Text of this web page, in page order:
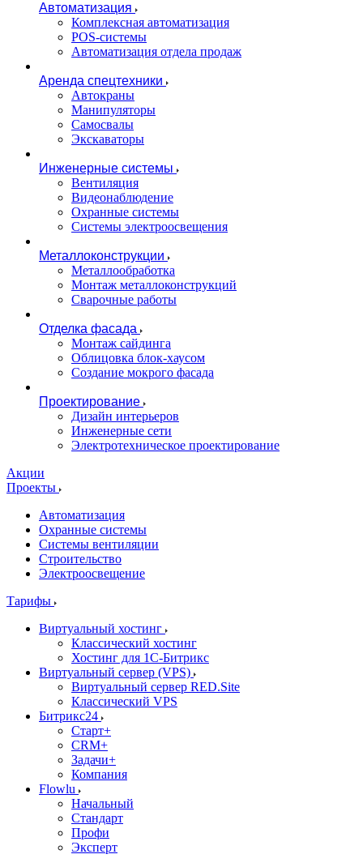
Автоматизация
Комплексная автоматизация
POS-системы
Автоматизация отдела продаж
Аренда спецтехники
Автокраны
Манипуляторы
Самосвалы
Экскаваторы
Инженерные системы
Вентиляция
Видеонаблюдение
Охранные системы
Системы электроосвещения
Металлоконструкции
Металлообработка
Монтаж металлоконструкций
Сварочные работы
Отделка фасада
Монтаж сайдинга
Облицовка блок-хаусом
Создание мокрого фасада
Проектирование
Дизайн интерьеров
Инженерные сети
Электротехническое проектирование
Акции
Проекты
Автоматизация
Охранные системы
Системы вентиляции
Строительство
Электроосвещение
Тарифы
Виртуальный хостинг
Классический хостинг
Хостинг для 1С-Битрикс
Виртуальный сервер (VPS)
Виртуальный сервер RED.Site
Классический VPS
Битрикс24
Старт+
CRM+
Задачи+
Компания
Flowlu
Начальный
Стандарт
Профи
Эксперт